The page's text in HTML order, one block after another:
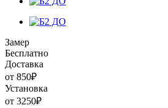
Замер
Бесплатно
Доставка
от 850₽
Установка
от 3250₽